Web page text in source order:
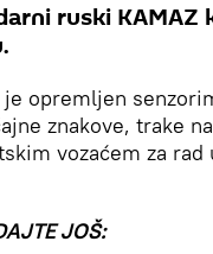
ruski
je opremljen
znakove, trake
vozaćem za
JOŠ: